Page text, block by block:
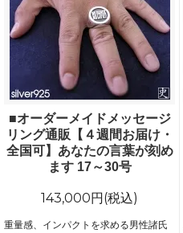
■オーダーメイドメッセージ
リング通販【４週間お届け・
全国可】あなたの言葉が刻め
ます 17～30号
143,000円(税込)
重量感、インパクトを求める男性諸氏